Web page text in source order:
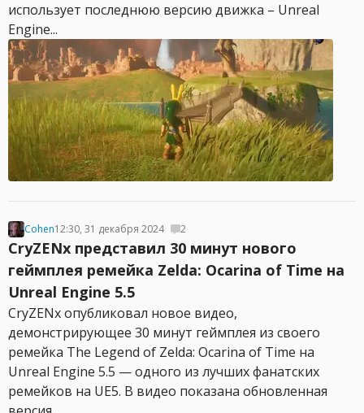
использует последнюю версию движка – Unreal
Engine...
Cohen12:30, 31 декабря 2024 2
CryZENx представил 30 минут нового
геймплея ремейка Zelda: Ocarina of Time на
Unreal Engine 5.5
CryZENx опубликовал новое видео,
демонстрирующее 30 минут геймплея из своего
ремейка The Legend of Zelda: Ocarina of Time на
Unreal Engine 5.5 — одного из лучших фанатских
ремейков на UE5. В видео показана обновленная